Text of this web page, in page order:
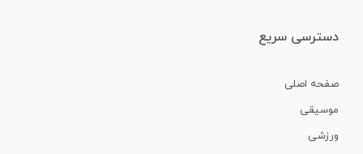
دسترسی سریع
صفحه اصلی
موسیقی
ورزشی